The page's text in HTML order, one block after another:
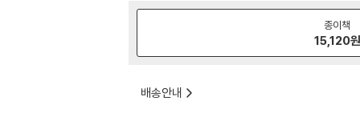
종이책
15,120원
배송안내